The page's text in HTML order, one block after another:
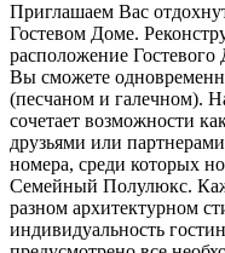
Приглашаем Вас
Гостевом Доме.
расположение
Вы сможете
(песчаном и галечном).
сочетает возможности
друзьями или
номера, среди которых
Семейный Полулюкс.
разном архитектурном
индивидуальность